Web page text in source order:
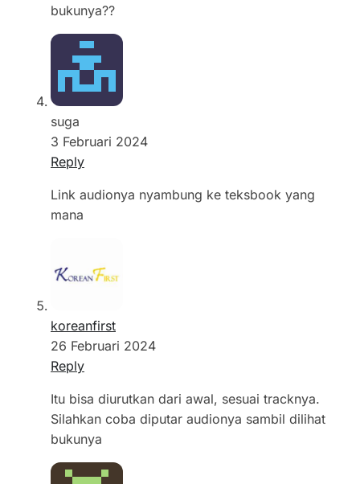
bukunya??
suga
3 Februari 2024
Reply
Link audionya nyambung ke teksbook yang
mana
koreanfirst
26 Februari 2024
Reply
Itu bisa diurutkan dari awal, sesuai tracknya.
Silahkan coba diputar audionya sambil dilihat
bukunya